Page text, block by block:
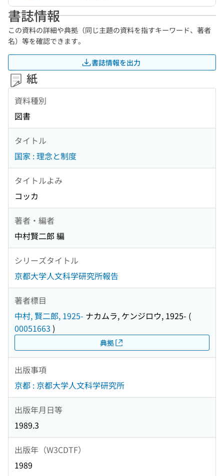
書誌情報
この資料の詳細や典拠（同じ主題の資料を指すキーワード、著者
名）等を確認できます。
書誌情報を出力
紙
資料種別
図書
タイトル
国家 : 理念と制度
タイトルよみ
コッカ
著者・編者
中村賢二郎 編
シリーズタイトル
京都大学人文科学研究所報告
著者標目
中村, 賢二郎, 1925- ナカムラ, ケンジロウ, 1925- (
00051663 )
典拠
出版事項
京都 : 京都大学人文科学研究所
出版年月日等
1989.3
出版年（W3CDTF）
1989